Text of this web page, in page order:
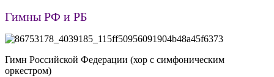
Гимны РФ и РБ
Гимн Российской Федерации (хор с симфоническим
оркестром)